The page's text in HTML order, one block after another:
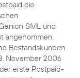
die
SML und
angenommen.
Bestandskunden
November 2006
erste Postpaid-